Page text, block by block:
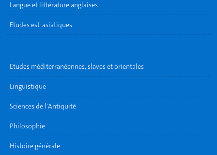
Langue et littérature anglaises
Etudes est-asiatiques
Etudes méditerranéennes, slaves et orientales
Linguistique
Sciences de l'Antiquité
Philosophie
Histoire générale